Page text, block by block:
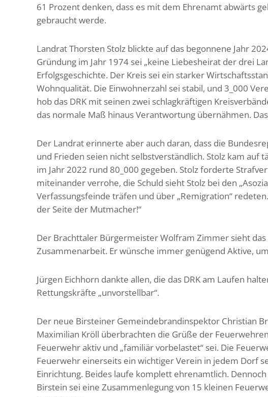
61 Prozent denken, dass es mit dem Ehrenamt abwärts
gebraucht werde.
Landrat Thorsten Stolz blickte auf das begonnene Jahr
Gründung im Jahr 1974 sei „keine Liebesheirat der drei
Erfolgsgeschichte. Der Kreis sei ein starker
Wohnqualität. Die Einwohnerzahl sei stabil, und 3_000
hob das DRK mit seinen zwei schlagkräftigen
das normale Maß hinaus Verantwortung übernähmen.
Der Landrat erinnerte aber auch daran, dass die
und Frieden seien nicht selbstverständlich. Stolz kam auf
im Jahr 2022 rund 80_000 gegeben. Stolz forderte
miteinander verrohe, die Schuld sieht Stolz bei den
Verfassungsfeinde träfen und über „Remigration“
der Seite der Mutmacher!“
Der Brachttaler Bürgermeister Wolfram Zimmer sieht
Zusammenarbeit. Er wünsche immer genügend Aktive,
Jürgen Eichhorn dankte allen, die das DRK am Laufen
Rettungskräfte „unvorstellbar“.
Der neue Birsteiner Gemeindebrandinspektor Christian
Maximilian Kröll überbrachten die Grüße der
Feuerwehr aktiv und „familiär vorbelastet“ sei. Die
Feuerwehr einerseits ein wichtiger Verein in jedem Dorf
Einrichtung. Beides laufe komplett ehrenamtlich.
Birstein sei eine Zusammenlegung von 15 kleinen